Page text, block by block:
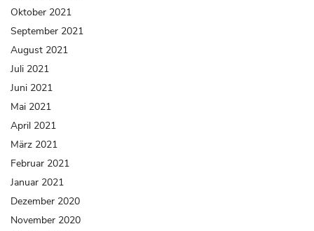
Oktober 2021
September 2021
August 2021
Juli 2021
Juni 2021
Mai 2021
April 2021
März 2021
Februar 2021
Januar 2021
Dezember 2020
November 2020